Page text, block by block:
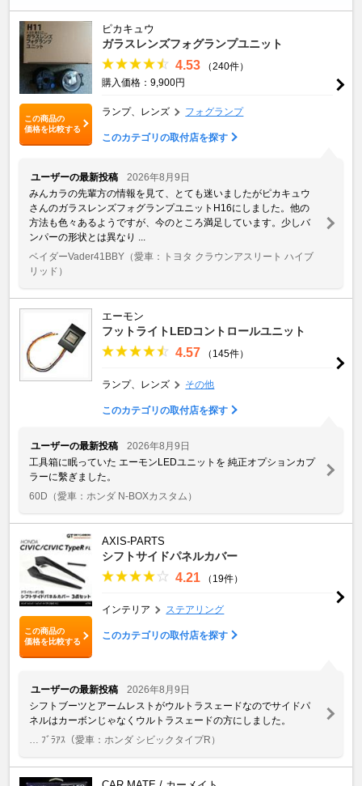
この商品の
価格を比較する
ピカキュウ
ガラスレンズフォグランプユニット
4.53
（240件）
購入価格：9,900円
ランプ、レンズ フォグランプ
このカテゴリの取付店を探す
ユーザーの最新投稿
2026年8月9日
みんカラの先輩方の情報を見て、とても迷いましたがピカキュウ
さんのガラスレンズフォグランプユニットH16にしました。他の
方法も色々あるようですが、今のところ満足しています。少しバ
ンパーの形状とは異なり ...
ベイダーVader41BBY （愛車：トヨタ クラウンアスリート ハイブ
リッド）
エーモン
フットライトLEDコントロールユニット
4.57 （145件）
ランプ、レンズ その他
このカテゴリの取付店を探す
ユーザーの最新投稿
2026年8月9日
工具箱に眠っていた エーモンLEDユニットを 純正オプションカプ
ラーに繫ぎました。
60D （愛車：ホンダ N-BOXカスタム）
この商品の
価格を比較する
AXIS-PARTS
シフトサイドパネルカバー
4.21 （19件）
インテリア ステアリング
このカテゴリの取付店を探す
ユーザーの最新投稿
2026年8月9日
シフトブーツとアームレストがウルトラスェードなのでサイドパ
ネルはカーボンじゃなくウルトラスェードの方にしました。
… ﾌﾞﾗｱｽ （愛車：ホンダ シビックタイプR）